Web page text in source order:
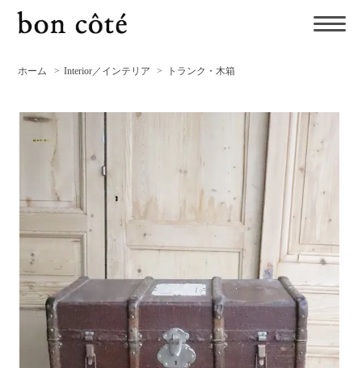
ホーム > Interior／インテリア > トランク・木箱